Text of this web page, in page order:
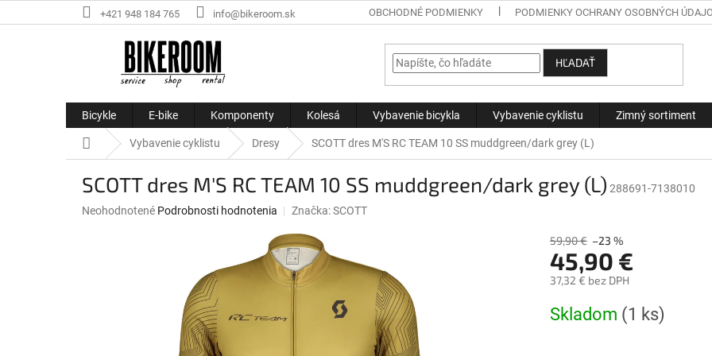
na
+421 948 184 765 info@bikeroom.sk OBCHODNÉ PODMIENKY PODMIENKY OCHRANY OSOBNÝCH
HĽADAŤ
Bicykle E-bike Komponenty Kolesá Vybavenie bicykla Vybavenie cyklistu Zimný sortiment
DomovVybavenie cyklistu Dresy SCOTT dres M'S RC TEAM 10 SS muddgreen/dark grey (L)
SCOTT dres M'S RC TEAM 10 SS muddgreen/dark grey (L) 288691-7138010
Priemerné
Neohodnotené Podrobnosti hodnotenia Značka:SCOTT
59,90 € –23 %
45,90 €
37,32 € bez DPH
cena:
Skladom (1 ks)